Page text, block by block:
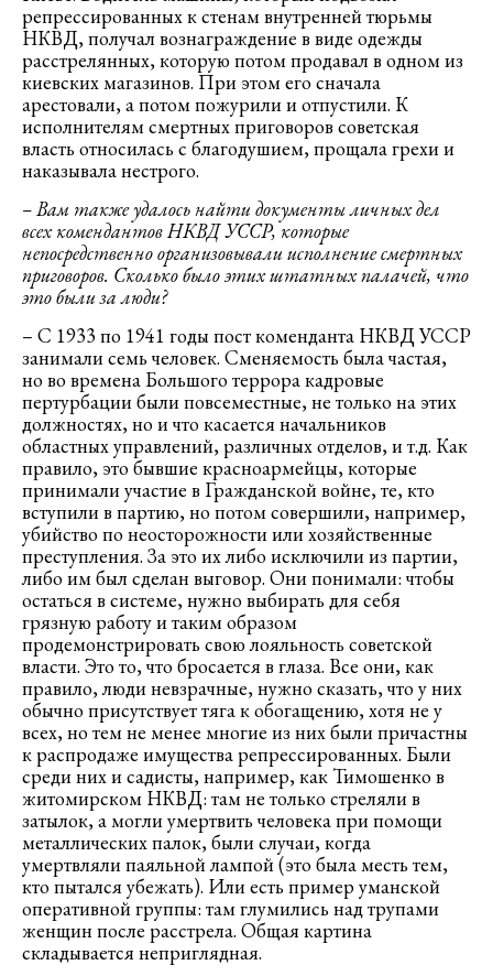
репрессированных к стенам внутренней тюрьмы
НКВД, получал вознаграждение в виде одежды
расстрелянных, которую потом продавал в одном из
киевских магазинов. При этом его сначала
арестовали, а потом пожурили и отпустили. К
исполнителям смертных приговоров советская
власть относилась с благодушием, прощала грехи и
наказывала нестрого.
– Вам также удалось найти документы личных дел
всех комендантов НКВД УССР, которые
непосредственно организовывали исполнение смертных
приговоров. Сколько было этих штатных палачей, что
это были за люди?
– С 1933 по 1941 годы пост коменданта НКВД УССР
занимали семь человек. Сменяемость была частая,
но во времена Большого террора кадровые
пертурбации были повсеместные, не только на этих
должностях, но и что касается начальников
областных управлений, различных отделов, и т.д. Как
правило, это бывшие красноармейцы, которые
принимали участие в Гражданской войне, те, кто
вступили в партию, но потом совершили, например,
убийство по неосторожности или хозяйственные
преступления. За это их либо исключили из партии,
либо им был сделан выговор. Они понимали: чтобы
остаться в системе, нужно выбирать для себя
грязную работу и таким образом
продемонстрировать свою лояльность советской
власти. Это то, что бросается в глаза. Все они, как
правило, люди невзрачные, нужно сказать, что у них
обычно присутствует тяга к обогащению, хотя не у
всех, но тем не менее многие из них были причастны
к распродаже имущества репрессированных. Были
среди них и садисты, например, как Тимошенко в
житомирском НКВД: там не только стреляли в
затылок, а могли умертвить человека при помощи
металлических палок, были случаи, когда
умертвляли паяльной лампой (это была месть тем,
кто пытался убежать). Или есть пример уманской
оперативной группы: там глумились над трупами
женщин после расстрела. Общая картина
складывается неприглядная.